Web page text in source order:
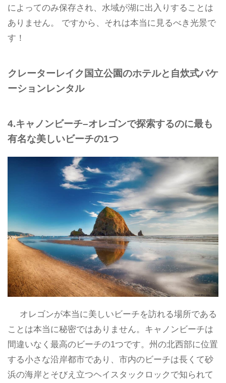
によってのみ保存され、水域が湖に出入りすることは
ありません。 ですから、それは本当に見るべき光景で
す！
クレーターレイク国立公園のホテルと自炊式バケ
ーションレンタル
4.キャノンビーチ–オレゴンで探索するのに最も
有名な美しいビーチの1つ
オレゴンが本当に美しいビーチを訪れる場所である
ことは本当に秘密ではありません。キャノンビーチは
間違いなく最高のビーチの1つです。州の北西部に位置
する小さな沿岸都市であり、市内のビーチは長くて砂
浜の海岸とそびえ立つヘイスタックロックで知られて